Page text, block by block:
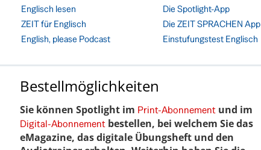
Englisch lesen
ZEIT für Englisch
English, please Podcast
Die Spotlight-App
Die ZEIT SPRACHEN App
Einstufungstest Englisch
Bestellmöglichkeiten
Sie können Spotlight im Print-Abonnement und im
Digital-Abonnement bestellen, bei welchem Sie das
eMagazine, das digitale Übungsheft und den